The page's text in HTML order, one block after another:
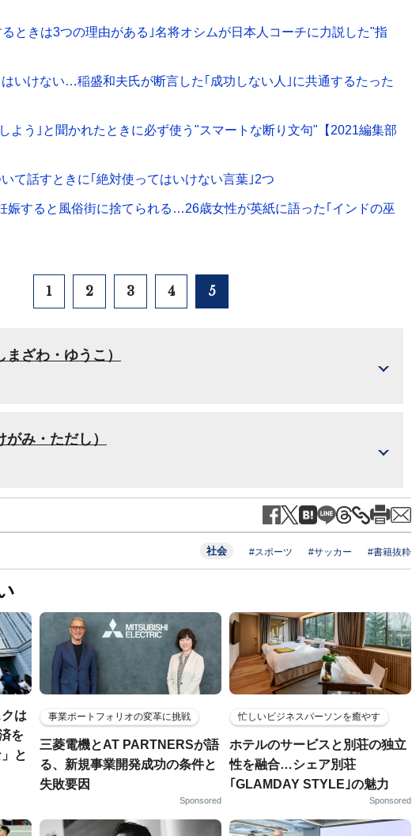
るときは3つの理由がある｣名将オシムが日本人コーチに力説した"指
いけない…稲盛和夫氏が断言した｢成功しない人｣に共通するたった
よう｣と聞かれたときに必ず使う"スマートな断り文句"【2021編集部
て話すときに｢絶対使ってはいけない言葉｣2つ
娠すると風俗街に捨てられる…26歳女性が英紙に語った｢インドの巫
1 2 3 4 5
ざわ・ゆうこ）
み・ただし）
社会 #スポーツ #サッカー #書籍抜粋
は
を
と
事業ポートフォリオの変革に挑戦
三菱電機とAT PARTNERSが語
る、新規事業開発成功の条件と
失敗要因
Sponsored
忙しいビジネスパーソンを癒やす
ホテルのサービスと別荘の独立
性を融合…シェア別荘
｢GLAMDAY STYLE｣の魅力
Sponsored